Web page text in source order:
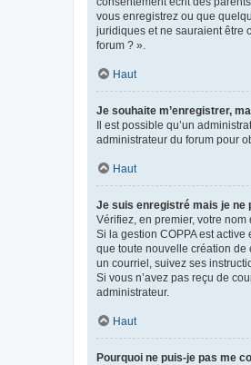
vous enregistrez ou que
juridiques et ne sauraient être
forum ? ».
Haut
Je souhaite m’enregistrer,
Il est possible qu’un
administrateur du forum pour
Haut
Je suis enregistré mais je ne
Vérifiez, en premier, votre nom
Si la gestion COPPA est
que toute nouvelle création de
un courriel, suivez ses
Si vous n’avez pas reçu de
administrateur.
Haut
Pourquoi ne puis-je pas me